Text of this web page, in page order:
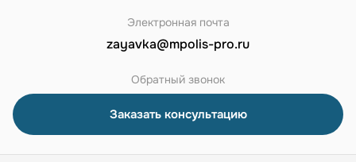
Электронная почта
zayavka@mpolis-pro.ru
Обратный звонок
Заказать консультацию